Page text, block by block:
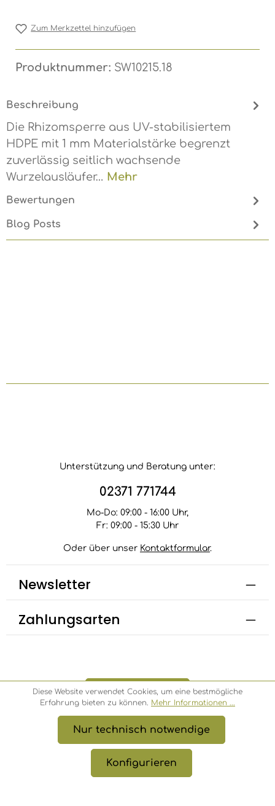
Zum Merkzettel hinzufügen
Produktnummer: SW10215.18
Beschreibung
Die Rhizomsperre aus UV-stabilisiertem
HDPE mit 1 mm Materialstärke begrenzt
zuverlässig seitlich wachsende
Wurzelausläufer… Mehr
Bewertungen
Blog Posts
Unterstützung und Beratung unter:
02371 771744
Mo-Do: 09:00 - 16:00 Uhr,
Fr: 09:00 - 15:30 Uhr
Oder über unser Kontaktformular.
Newsletter
Zahlungsarten
Bestellung widerrufen
© 2026 Bambusbörse
* Alle Preise inkl. gesetzl. Mehrwertsteuer zzgl.
Versandkosten, wenn nicht anders angegeben.
Diese Website verwendet Cookies, um eine bestmögliche
Erfahrung bieten zu können. Mehr Informationen ...
Nur technisch notwendige
Konfigurieren